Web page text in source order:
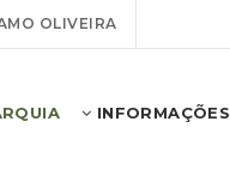
OLIVEIRA
INFORMAÇÕES